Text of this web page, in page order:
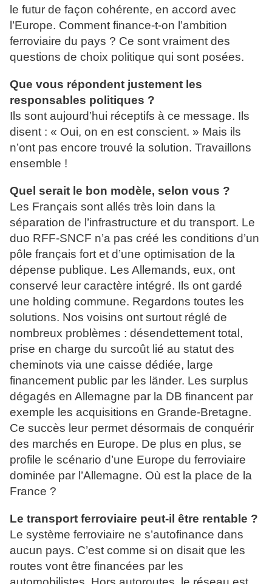
le futur de façon cohérente, en accord avec
l’Europe. Comment finance-t-on l’ambition
ferroviaire du pays ? Ce sont vraiment des
questions de choix politique qui sont posées.
Que vous répondent justement les
responsables politiques ?
Ils sont aujourd’hui réceptifs à ce message. Ils
disent : « Oui, on en est conscient. » Mais ils
n’ont pas encore trouvé la solution. Travaillons
ensemble !
Quel serait le bon modèle, selon vous ?
Les Français sont allés très loin dans la
séparation de l’infrastructure et du transport. Le
duo RFF-SNCF n’a pas créé les conditions d’un
pôle français fort et d’une optimisation de la
dépense publique. Les Allemands, eux, ont
conservé leur caractère intégré. Ils ont gardé
une holding commune. Regardons toutes les
solutions. Nos voisins ont surtout réglé de
nombreux problèmes : désendettement total,
prise en charge du surcoût lié au statut des
cheminots via une caisse dédiée, large
financement public par les länder. Les surplus
dégagés en Allemagne par la DB financent par
exemple les acquisitions en Grande-Bretagne.
Ce succès leur permet désormais de conquérir
des marchés en Europe. De plus en plus, se
profile le scénario d’une Europe du ferroviaire
dominée par l’Allemagne. Où est la place de la
France ?
Le transport ferroviaire peut-il être rentable ?
Le système ferroviaire ne s’autofinance dans
aucun pays. C’est comme si on disait que les
routes vont être financées par les